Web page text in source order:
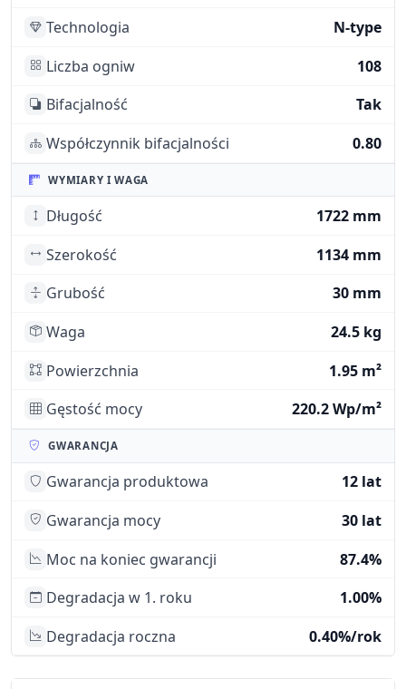
Technologia
N-type
Liczba ogniw
108
Bifacjalność
Tak
Współczynnik bifacjalności
0.80
WYMIARY I WAGA
Długość
1722 mm
Szerokość
1134 mm
Grubość
30 mm
Waga
24.5 kg
Powierzchnia
1.95 m²
Gęstość mocy
220.2 Wp/m²
GWARANCJA
Gwarancja produktowa
12 lat
Gwarancja mocy
30 lat
Moc na koniec gwarancji
87.4%
Degradacja w 1. roku
1.00%
Degradacja roczna
0.40%/rok